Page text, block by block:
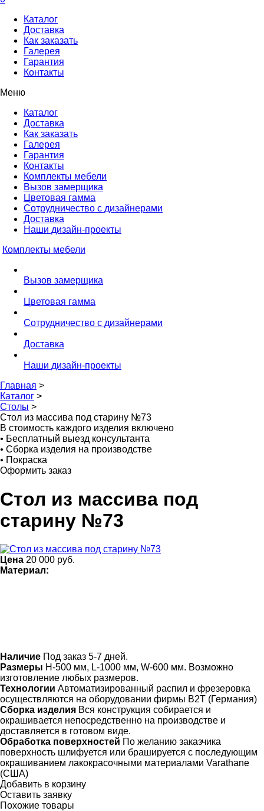
Каталог
Доставка
Как заказать
Галерея
Гарантия
Контакты
Меню
Каталог
Доставка
Как заказать
Галерея
Гарантия
Контакты
Комплекты мебели
Вызов замерщика
Цветовая гамма
Сотрудничество с дизайнерами
Доставка
Наши дизайн-проекты
Комплекты мебели
Вызов замерщика
Цветовая гамма
Сотрудничество с дизайнерами
Доставка
Наши дизайн-проекты
Главная >
Каталог >
Столы >
Стол из массива под старину №73
В стоимость каждого изделия включено
• Бесплатный выезд консультанта
• Сборка изделия на производстве
• Покраска
Оформить заказ
Стол из массива под
старину №73
Цена 20 000 руб.
Материал:
Наличие Под заказ 5-7 дней.
Размеры Н-500 мм, L-1000 мм, W-600 мм. Возможно
изготовление любых размеров.
Технологии Автоматизированный распил и фрезеровка
осуществляются на оборудовании фирмы B2T (Германия)
Сборка изделия Вся конструкция собирается и
окрашивается непосредственно на производстве и
доставляется в готовом виде.
Обработка поверхностей По желанию заказчика
поверхность шлифуется или брашируется с последующим
окрашиванием лакокрасочными материалами Varathane
(США)
Добавить в корзину
Оставить заявку
Похожие товары